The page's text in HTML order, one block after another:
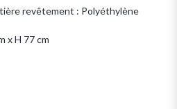
revêtement : Polyéthylène
x H 77 cm